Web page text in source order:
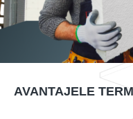
AVANTAJELE